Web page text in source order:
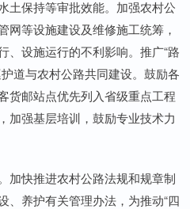
土保持等审批效能。加强农村公
网等设施建设及维修施工统筹，
、设施运行的不利影响。推广“路
道与农村公路共同建设。鼓励各
货邮站点优先列入省级重点工程
加强基层培训，鼓励专业技术力
加快推进农村公路法规和规章制
、养护有关管理办法，为推动“四